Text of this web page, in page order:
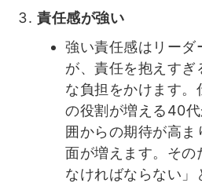
責任感が強い
強い責任感はリーダ
が、責任を抱えすぎ
な負担をかけます
の役割が増える40
囲からの期待が高
面が増えます。その
なければならない」